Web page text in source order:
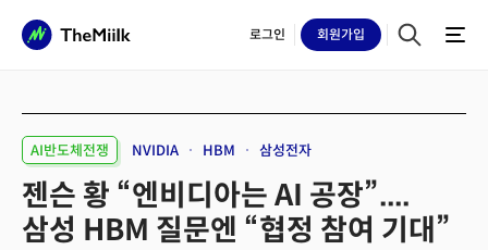
로그인 회원가입
AI반도체전쟁 NVIDIA HBM 삼성전자
젠슨 황 “엔비디아는 AI 공장”....
삼성 HBM 질문엔 “협정 참여 기대”